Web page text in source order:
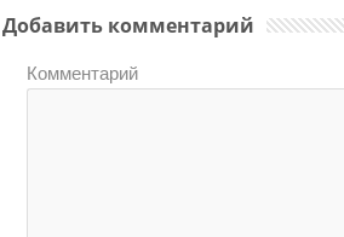
Добавить комментарий
Комментарий